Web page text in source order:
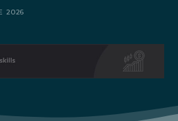
up for our newsletter
2026